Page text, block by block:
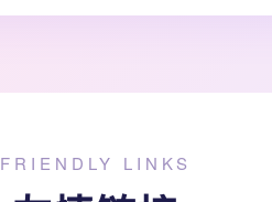
FRIENDLY LINKS